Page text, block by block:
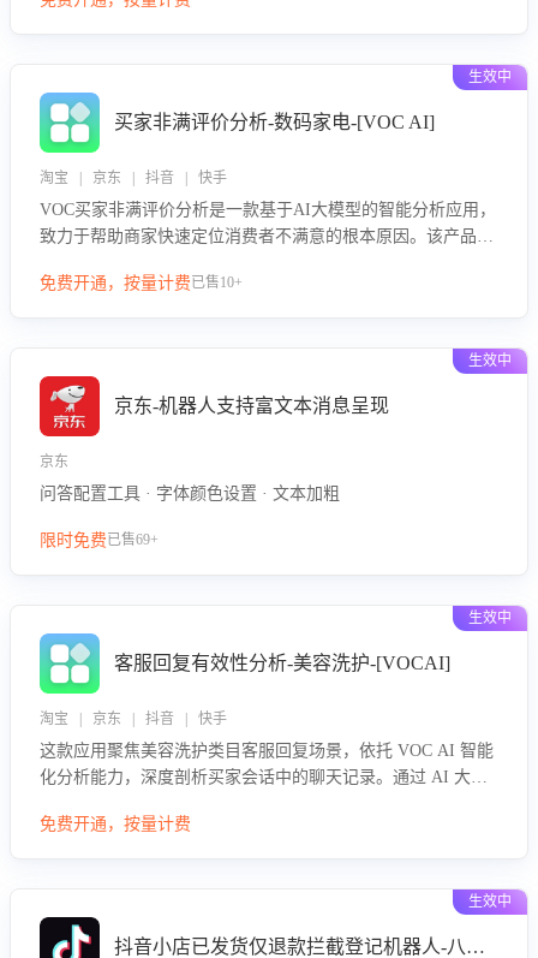
绪、归因争议根源，并客观评估客服应对合理性与成效。系统
生效中
买家非满评价分析-数码家电-[VOC AI]
淘宝 | 京东 | 抖音 | 快手
VOC买家非满评价分析是一款基于AI大模型的智能分析应用，
致力于帮助商家快速定位消费者不满意的根本原因。该产品可
或其它部门原因，明确责任归属，提供可落地的改进建议与策
免费开通，按量计费已售10+
生效中
京东-机器人支持富文本消息呈现
京东
问答配置工具 · 字体颜色设置 · 文本加粗
限时免费已售69+
生效中
客服回复有效性分析-美容洗护-[VOCAI]
淘宝 | 京东 | 抖音 | 快手
这款应用聚焦美容洗护类目客服回复场景，依托 VOC AI 智能
化分析能力，深度剖析买家会话中的聊天记录。通过 AI 大模
效性与完整性，输出针对性改进策略，助力商家快速优化快捷
免费开通，按量计费
生效中
抖音小店已发货仅退款拦截登记机器人-八爪鱼